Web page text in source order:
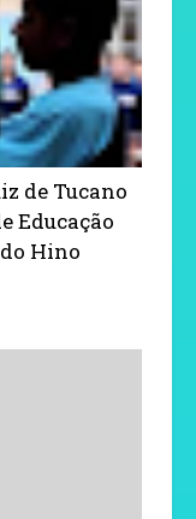
de Tucano
Educação
Hino